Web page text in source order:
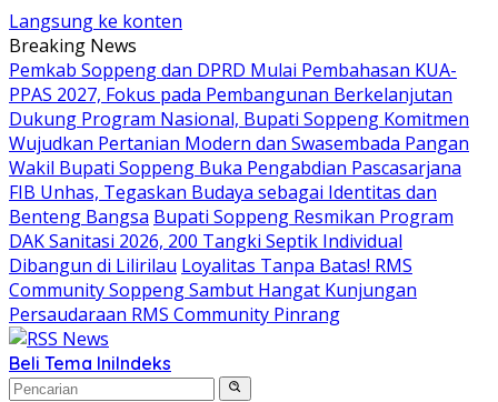
Langsung ke konten
Breaking News
Pemkab Soppeng dan DPRD Mulai Pembahasan KUA-
PPAS 2027, Fokus pada Pembangunan Berkelanjutan
Dukung Program Nasional, Bupati Soppeng Komitmen
Wujudkan Pertanian Modern dan Swasembada Pangan
Wakil Bupati Soppeng Buka Pengabdian Pascasarjana
FIB Unhas, Tegaskan Budaya sebagai Identitas dan
Benteng Bangsa Bupati Soppeng Resmikan Program
DAK Sanitasi 2026, 200 Tangki Septik Individual
Dibangun di Lilirilau Loyalitas Tanpa Batas! RMS
Community Soppeng Sambut Hangat Kunjungan
Persaudaraan RMS Community Pinrang
Beli Tema IniIndeks